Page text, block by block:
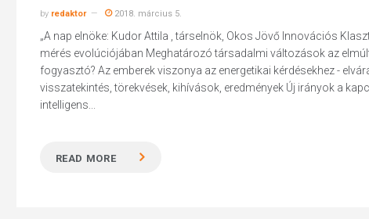
by redaktor 2018. március 5.
„A nap elnöke: Kudor Attila , társelnök, Okos Jövő Innovációs
mérés evolúciójában Meghatározó társadalmi változások az
fogyasztó? Az emberek viszonya az energetikai kérdésekhez -
visszatekintés, törekvések, kihívások, eredmények Új irányok a
intelligens...
READ MORE